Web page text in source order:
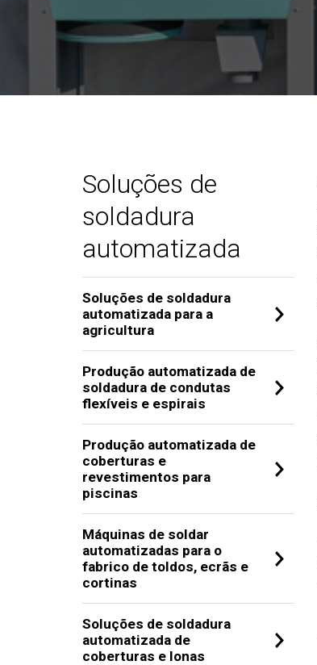
Soluções de
soldadura
automatizada
Soluções de soldadura
automatizada para a
agricultura
Produção automatizada de
soldadura de condutas
flexíveis e espirais
Produção automatizada de
coberturas e
revestimentos para
piscinas
Máquinas de soldar
automatizadas para o
fabrico de toldos, ecrãs e
cortinas
Soluções de soldadura
automatizada de
coberturas e lonas